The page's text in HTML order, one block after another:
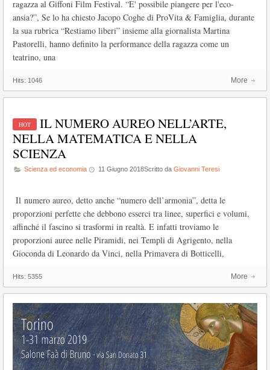
ragazza al Giffoni Film Festival. “E' possibile piangere per l'eco-
ansia?”, Se lo ha chiesto Jacopo Coghe di ProVita & Famiglia, durante
la sua rubrica “Restiamo liberi” insieme alla giornalista Martina
Pastorelli, hanno definito la performance della ragazza come un
teatrino, una
Hits: 1046 More
IL NUMERO AUREO NELL’ARTE,
NELLA MATEMATICA E NELLA
SCIENZA
Scienza ed economia 11 Giugno 2018Scritto da Giovanni Teresi
Il numero aureo, detto anche “numero dell’armonia”, detta le
proporzioni perfette che debbono esserci tra linee, superfici e volumi,
affinché il fascino si trasformi in realtà. E infatti troviamo le
proporzioni auree nelle Piramidi, nei Templi di Agrigento, nella
Gioconda di Leonardo da Vinci, nella Primavera di Botticelli,
Hits: 5355 More